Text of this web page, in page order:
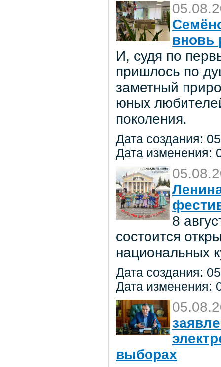
вновь
И, судя по
пришлось по
заметный
юных
поколения.
Дата создания:
Дата изменения:
8
состоится
национальных
Дата создания:
Дата изменения:
выборах